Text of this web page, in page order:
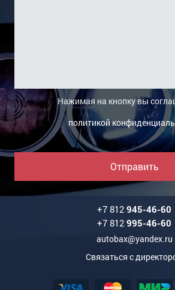
Молдинг/Накладка Крыла
Молдинг/Накладка Крыла
Накладка Передней Панели
Петля Капота Левая
Петля Капота Правая
Нажимая на кнопку вы
политикой
Отправить
+7 812 945-46-60
+7 812 995-46-60
autobax@yandex.ru
Связаться с